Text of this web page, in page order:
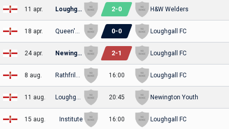
11 apr. Loughgall FC 2-0 H&W Welders
18 apr. Queen's University 0-0 Loughgall FC
24 apr. Newington Youth 2-1 Loughgall FC
8 aug. Rathfriland Rangers 16:00 Loughgall FC
11 aug. Loughgall FC 20:45 Newington Youth
15 aug. Institute 16:00 Loughgall FC